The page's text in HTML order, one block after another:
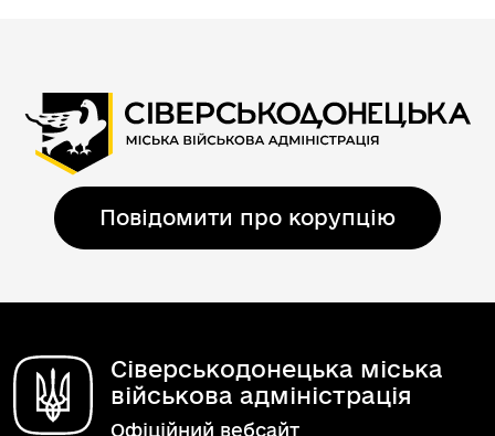
Повідомити про корупцію
Сіверськодонецька міська
військова адміністрація
Офіційний вебсайт